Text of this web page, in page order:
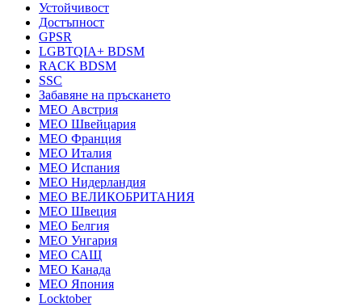
Устойчивост
Достъпност
GPSR
LGBTQIA+ BDSM
RACK BDSM
SSC
Забавяне на пръскането
MEO Австрия
MEO Швейцария
MEO Франция
MEO Италия
MEO Испания
MEO Нидерландия
MEO ВЕЛИКОБРИТАНИЯ
MEO Швеция
MEO Белгия
MEO Унгария
MEO САЩ
MEO Канада
MEO Япония
Locktober